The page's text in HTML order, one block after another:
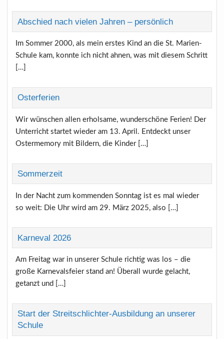
Abschied nach vielen Jahren – persönlich
Im Sommer 2000, als mein erstes Kind an die St. Marien-
Schule kam, konnte ich nicht ahnen, was mit diesem Schritt
[…]
Osterferien
Wir wünschen allen erholsame, wunderschöne Ferien! Der
Unterricht startet wieder am 13. April. Entdeckt unser
Ostermemory mit Bildern, die Kinder […]
Sommerzeit
In der Nacht zum kommenden Sonntag ist es mal wieder
so weit: Die Uhr wird am 29. März 2025, also […]
Karneval 2026
Am Freitag war in unserer Schule richtig was los – die
große Karnevalsfeier stand an! Überall wurde gelacht,
getanzt und […]
Start der Streitschlichter-Ausbildung an unserer
Schule